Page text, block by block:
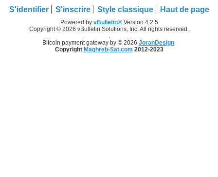
S'identifier S'inscrire Style classique Haut de page
Powered by vBulletin®Version 4.2.5
Copyright © 2026 vBulletin Solutions, Inc. All rights reserved.
Bitcoin payment gateway by © 2026 JoranDesign
Copyright Maghreb-Sat.com 2012-2023